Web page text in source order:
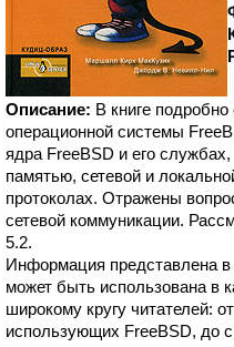
Описание: В книге подробно
операционной системы
ядра FreeBSD и его
памятью, сетевой и
протоколах. Отражены
сетевой коммуникации.
5.2.
Информация представлена в
может быть использована в
широкому кругу читателей:
использующих FreeBSD, до